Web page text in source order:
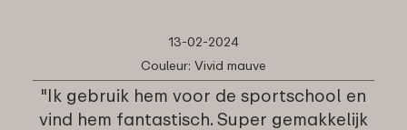
13-02-2024
Couleur: Vivid mauve
"Ik gebruik hem voor de sportschool en
vind hem fantastisch. Super gemakkelijk